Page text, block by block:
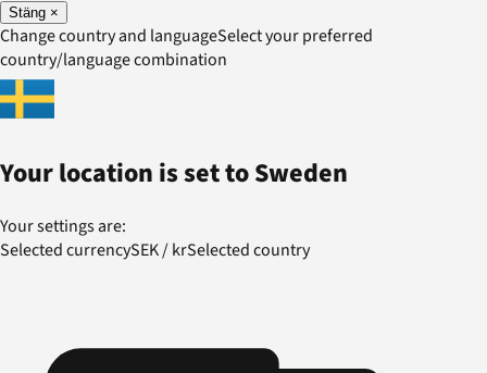
Stäng ×
Change country and languageSelect your preferred
country/language combination
Your location is set toSweden
Your settings are:
Selected currencySEK/krSelected country